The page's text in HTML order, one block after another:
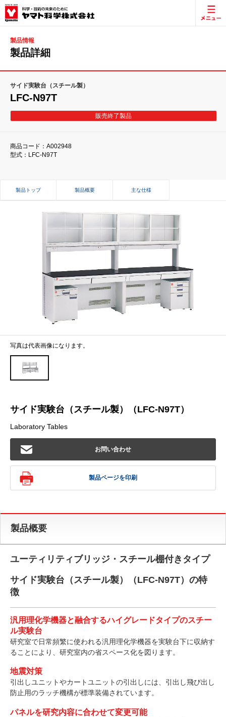
製品情報
製品詳細
サイド実験台（スチール製）
LFC-N97T
販売終了製品
商品コード：A002948
型式：LFC-N97T
製品トップ 製品概要 主な仕様
写真は代表画像になります。
サイド実験台（スチール製）（LFC-N97T）
Laboratory Tables
お問い合わせ
製品ページを印刷
製品概要
ユーティリティブリッジ・スチール棚付きタイプ
サイド実験台（スチール製）（LFC-N97T）の特
徴
汎用理化学機器と融合するハイグレードタイプのスチー
ル実験台
研究室で日常頻繁に使われる汎用理化学機器を実験台下に収納す
ることにより、研究室内の省スペース化を図ります。
地震対策
引出しユニットやカートユニットの引出しには、引出し飛び出し
防止用のラッチ機構が標準装備されています。
パネルを研究内容に合わせて変更可能